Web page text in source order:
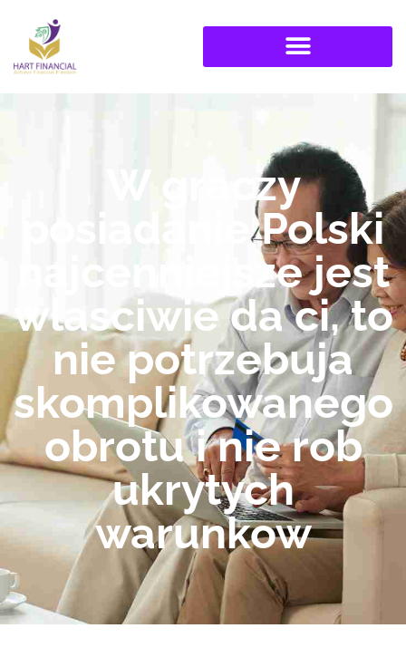
W graczy
posiadanie Polski
najcenniejsze jest
wlasciwie da ci, to
nie potrzebuja
skomplikowanego
obrotu i nie rob
ukrytych
warunkow